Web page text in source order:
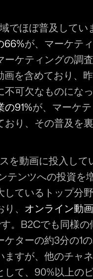
でほぼ普及してい
66%が、マーケテ
ケティングの調
画を含めており、
可欠なものにな
の91%が、マーケ
り、その普及を
を動画に投入して
テンツへの投資を
ているトップ分
、 オンライン動
。B2Cでも同様の
ターの約3分の1
ますが、他のチャ
て、90%以上の